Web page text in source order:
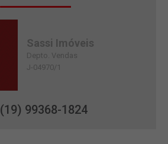
Sassi Imóveis
Depto. Vendas
J-04970/1
(19) 99368-1824